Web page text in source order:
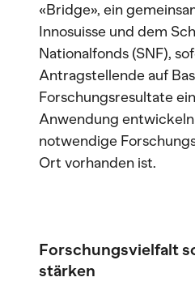
«Bridge», ein
Innosuisse und dem
Nationalfonds (SNF),
Antragstellende auf
Forschungsresultate
Anwendung
notwendige
Ort vorhanden ist.
Forschungsvielfalt
stärken